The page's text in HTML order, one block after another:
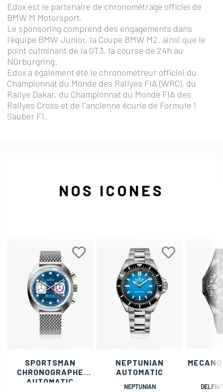
Edox est le partenaire de chronométrage officiel de
BMW M Motorsport.
Le sponsoring comprend des engagements dans
l'équipe BMW Junior, la Coupe BMW M2, ainsi que le
point culminant de la GT3, la course de 24h au
Nürburgring.
Edox a également été le chronométreur officiel du
Championnat du Monde des Rallyes FIA (WRC), du
Rallye Dakar, du Championnat du Monde FIA des
Rallyes Cross et de l'ancienne écurie de Formule 1
Sauber F1.
NOS ICONES
SPORTSMAN
CHRONOGRAPHE
AUTOMATIC
NEPTUNIAN
AUTOMATIC
NEPTUNIAN DELFIN